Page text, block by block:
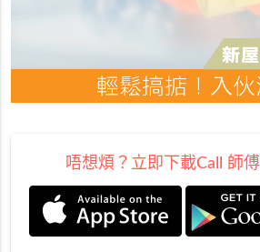
唔想煩？立即下載Call 師